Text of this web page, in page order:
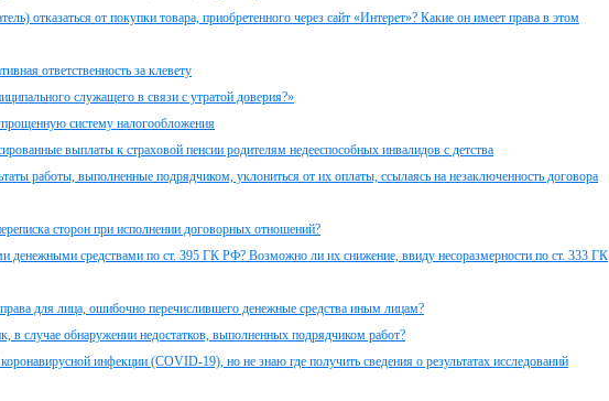
отказаться от покупки товара, приобретенного через сайт «Интерет»? Какие он имеет права в этом
ответственность за клевету
служащего в связи с утратой доверия?»
систему налогообложения
выплаты к страховой пенсии родителям недееспособных инвалидов с детства
работы, выполненные подрядчиком, уклониться от их оплаты, ссылаясь на незаключенность договора
сторон при исполнении договорных отношений?
денежными средствами по ст. 395 ГК РФ? Возможно ли их снижение, ввиду несоразмерности по ст. 333 ГК
для лица, ошибочно перечислившего денежные средства иным лицам?
в случае обнаружении недостатков, выполненных подрядчиком работ?
инфекции (COVID-19), но не знаю где получить сведения о результатах исследований